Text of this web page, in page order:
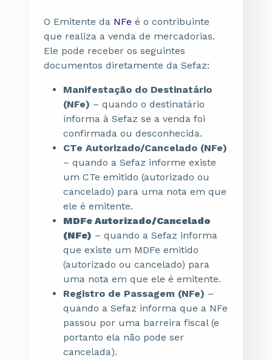
O Emitente da NFe é o contribuinte
que realiza a venda de mercadorias.
Ele pode receber os seguintes
documentos diretamente da Sefaz:
Manifestação do Destinatário
(NFe) – quando o destinatário
informa à Sefaz se a venda foi
confirmada ou desconhecida.
CTe Autorizado/Cancelado (NFe)
– quando a Sefaz informe existe
um CTe emitido (autorizado ou
cancelado) para uma nota em que
ele é emitente.
MDFe Autorizado/Cancelado
(NFe) – quando a Sefaz informa
que existe um MDFe emitido
(autorizado ou cancelado) para
uma nota em que ele é emitente.
Registro de Passagem (NFe) –
quando a Sefaz informa que a NFe
passou por uma barreira fiscal (e
portanto ela não pode ser
cancelada).